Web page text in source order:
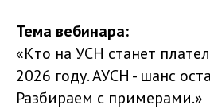
Тема вебинара:
«Кто на УСН станет
2026 году. АУСН - шанс
Разбираем с примерами.»